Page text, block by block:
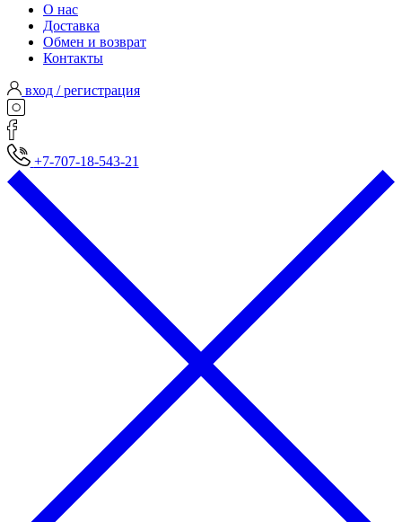
О нас
Доставка
Обмен и возврат
Контакты
вход / регистрация
+7-707-18-543-21